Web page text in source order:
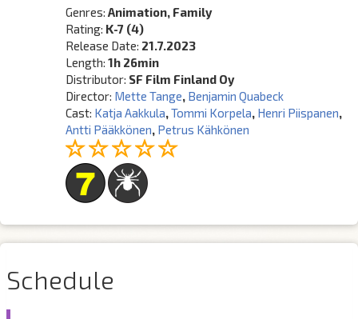
Genres:Animation, Family
Rating: K-7 (4)
Release Date: 21.7.2023
Length:1h 26min
Distributor: SF Film Finland Oy
Director: Mette Tange, Benjamin Quabeck
Cast: Katja Aakkula,Tommi Korpela, Henri Piispanen,
Antti Pääkkönen, Petrus Kähkönen
Schedule